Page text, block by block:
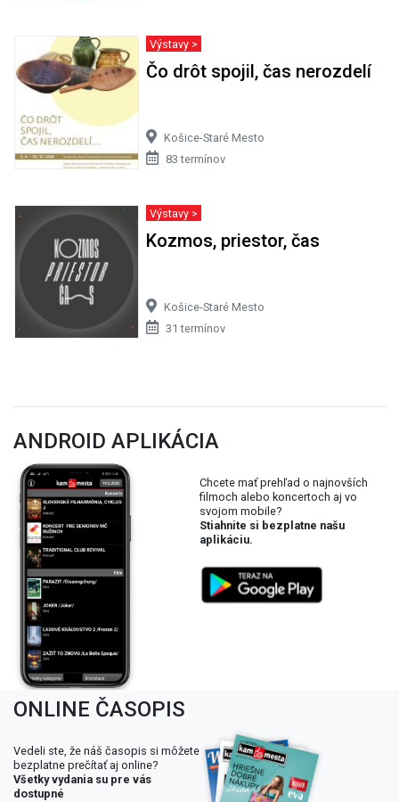
Výstavy >
Čo drôt spojil, čas nerozdelí
Košice-Staré Mesto
83 termínov
Výstavy >
Kozmos, priestor, čas
Košice-Staré Mesto
31 termínov
ANDROID APLIKÁCIA
Chcete mať prehľad o najnovších
filmoch alebo koncertoch aj vo
svojom mobile?
Stiahnite si bezplatne našu
aplikáciu.
ONLINE ČASOPIS
Vedeli ste, že náš časopis si môžete
bezplatne prečítať aj online?
Všetky vydania su pre vás
dostupné